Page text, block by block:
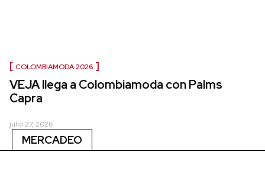
COLOMBIAMODA 2026
VEJA llega a Colombiamoda con Palms
Capra
julio 27, 2026
MERCADEO